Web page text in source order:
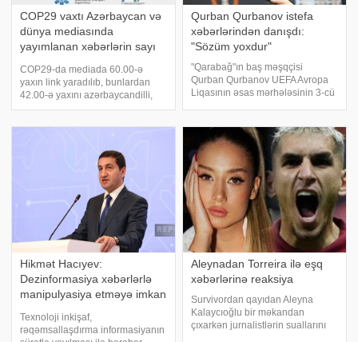
COP29 vaxtı Azərbaycan və
dünya mediasında
yayımlanan xəbərlərin sayı
COP29-da mediada 60.00-ə
yaxın link yaradılıb, bunlardan
42.00-ə yaxını azərbaycandilli,
10.600-dən çoxu rusdilli, 7.300-ə
Qurban Qurbanov istefa
xəbərlərindən danışdı:
"Sözüm yoxdur"
"Qarabağ"ın baş məşqçisi
Qurban Qurbanov UEFA Avropa
Liqasının əsas mərhələsinin 3-cü
mətbuat konfransında iştirak
edib. . qafqazinfo-ya istinadə
Hikmət Hacıyev:
Dezinformasiya xəbərlərlə
manipulyasiya etməyə imkan
Texnoloji inkişaf,
rəqəmsallaşdırma informasiyanın
Aleynadan Torreira ilə eşq
xəbərlərinə reaksiya
Survivordan qayıdan Aleyna
Kalaycıoğlu bir məkandan
çıxarkən jurnalistlərin suallarını